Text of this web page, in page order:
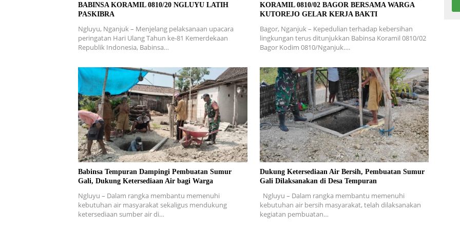
BABINSA KORAMIL 0810/20 NGLUYU LATIH
PASKIBRA
Ngluyu, Nganjuk – Menjelang pelaksanaan upacara
peringatan Hari Ulang Tahun ke-81 Kemerdekaan
Republik Indonesia, Babinsa…
KORAMIL 0810/02 BAGOR BERSAMA WARGA
KUTOREJO GELAR KERJA BAKTI
Bagor, Nganjuk – Kepedulian terhadap kebersihan
lingkungan terus ditunjukkan Babinsa Koramil 0810/02
Bagor Kodim 0810/Nganjuk….
Babinsa Tempuran Dampingi Pembuatan Sumur
Gali, Dukung Ketersediaan Air bagi Warga
Ngluyu – Dalam rangka membantu memenuhi
kebutuhan air masyarakat sekaligus mendukung
ketersediaan sumber air di…
Dukung Ketersediaan Air Bersih, Pembuatan Sumur
Gali Dilaksanakan di Desa Tempuran
Ngluyu – Dalam rangka membantu memenuhi
kebutuhan air bersih masyarakat, telah dilaksanakan
kegiatan pembuatan…